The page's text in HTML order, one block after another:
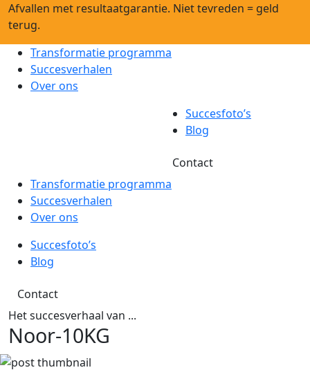
Afvallen met resultaatgarantie. Niet tevreden = geld
terug.
Transformatie programma
Succesverhalen
Over ons
Succesfoto’s
Blog
Contact
Transformatie programma
Succesverhalen
Over ons
Succesfoto’s
Blog
Contact
Het succesverhaal van ...
Noor-10KG